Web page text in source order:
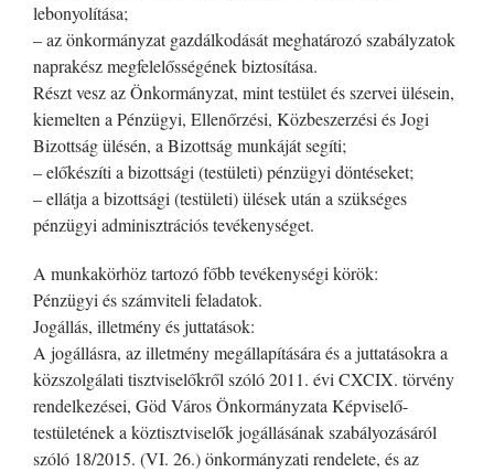
lebonyolítása;
– az önkormányzat gazdálkodását meghatározó szabályzatok
naprakész megfelelősségének biztosítása.
Részt vesz az Önkormányzat, mint testület és szervei ülésein,
kiemelten a Pénzügyi, Ellenőrzési, Közbeszerzési és Jogi
Bizottság ülésén, a Bizottság munkáját segíti;
– előkészíti a bizottsági (testületi) pénzügyi döntéseket;
– ellátja a bizottsági (testületi) ülések után a szükséges
pénzügyi adminisztrációs tevékenységet.
A munkakörhöz tartozó főbb tevékenységi körök:
Pénzügyi és számviteli feladatok.
Jogállás, illetmény és juttatások:
A jogállásra, az illetmény megállapítására és a juttatásokra a
közszolgálati tisztviselőkről szóló 2011. évi CXCIX. törvény
rendelkezései, Göd Város Önkormányzata Képviselő-
testületének a köztisztviselők jogállásának szabályozásáról
szóló 18/2015. (VI. 26.) önkormányzati rendelete, és az